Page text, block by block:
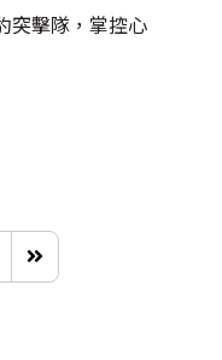
突擊隊，掌控心